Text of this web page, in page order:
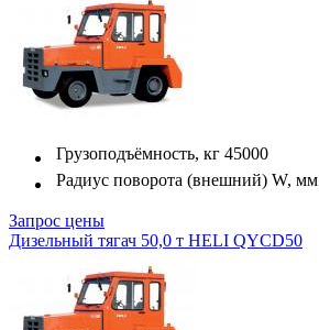
Грузоподъёмность, кг 45000
Радиус поворота (внешний) W, мм
Запрос цены
Дизельный тягач 50,0 т HELI QYCD50